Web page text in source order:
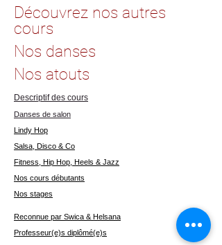
Découvrez nos autres
cours
Nos danses
Nos atouts
Descriptif des cours
Danses de salon
Lindy Hop
Salsa, Disco & Co
Fitness, Hip Hop, Heels & Jazz
Nos cours débutants
Nos stages
Reconnue par Swica & Helsana
Professeur(e)s diplômé(e)s